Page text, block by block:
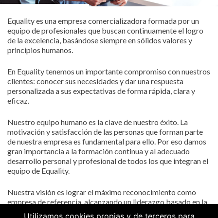
Equality es una empresa comercializadora formada por un
equipo de profesionales que buscan continuamente el logro
de la excelencia, basándose siempre en sólidos valores y
principios humanos.
En Equality tenemos un importante compromiso con nuestros
clientes: conocer sus necesidades y dar una respuesta
personalizada a sus expectativas de forma rápida, clara y
eficaz.
Nuestro equipo humano es la clave de nuestro éxito. La
motivación y satisfacción de las personas que forman parte
de nuestra empresa es fundamental para ello. Por eso damos
gran importancia a la formación continua y al adecuado
desarrollo personal y profesional de todos los que integran el
equipo de Equality.
Nuestra visión es lograr el máximo reconocimiento como
empresa de referencia, alcanzando un liderazgo basado en la
importancia de los valores humanos y en la excelencia de
Utilizamos cookies propias y de terceros para